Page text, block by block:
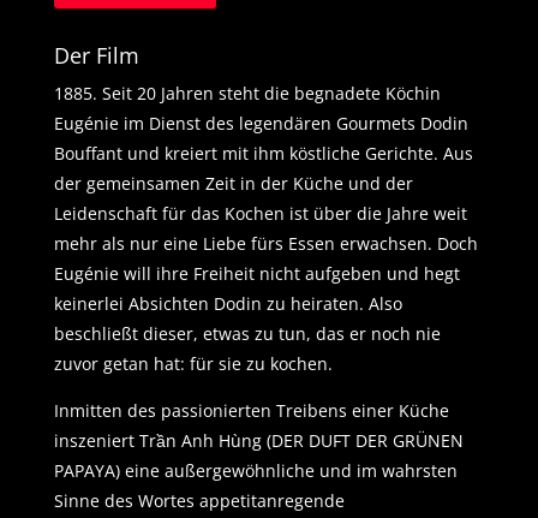
Der Film
1885. Seit 20 Jahren steht die begnadete Köchin
Eugénie im Dienst des legendären Gourmets Dodin
Bouffant und kreiert mit ihm köstliche Gerichte. Aus
der gemeinsamen Zeit in der Küche und der
Leidenschaft für das Kochen ist über die Jahre weit
mehr als nur eine Liebe fürs Essen erwachsen. Doch
Eugénie will ihre Freiheit nicht aufgeben und hegt
keinerlei Absichten Dodin zu heiraten. Also
beschließt dieser, etwas zu tun, das er noch nie
zuvor getan hat: für sie zu kochen.
Inmitten des passionierten Treibens einer Küche
inszeniert Trần Anh Hùng (DER DUFT DER GRÜNEN
PAPAYA) eine außergewöhnliche und im wahrsten
Sinne des Wortes appetitanregende